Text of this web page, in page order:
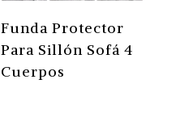
Funda Protector
Para Sillón Sofá 4
Cuerpos